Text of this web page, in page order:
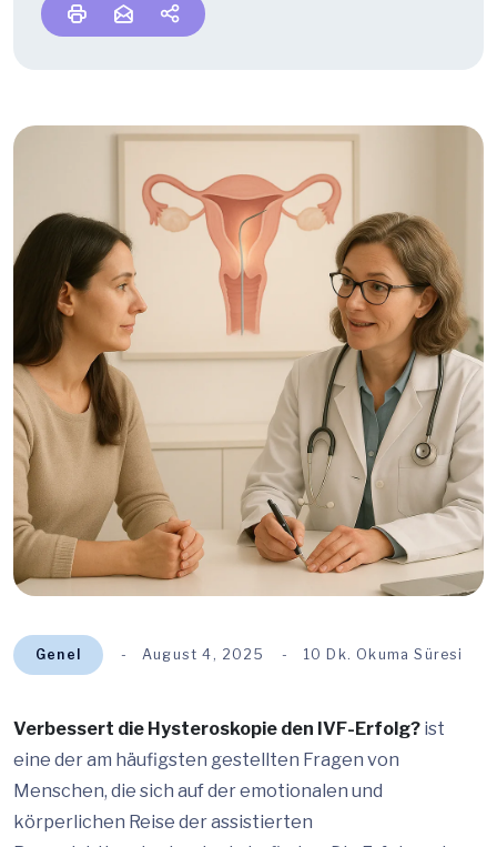
Genel August 4, 2025 10 Dk. Okuma Süresi
Verbessert die Hysteroskopie den IVF-Erfolg? ist
eine der am häufigsten gestellten Fragen von
Menschen, die sich auf der emotionalen und
körperlichen Reise der assistierten